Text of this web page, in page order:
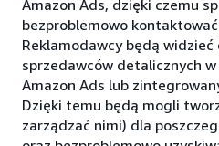
Amazon Ads, dzięki czemu
bezproblemowo
Reklamodawcy będą
sprzedawców detalicznych
Amazon Ads lub
Dzięki temu będą mogli
zarządzać nimi) dla